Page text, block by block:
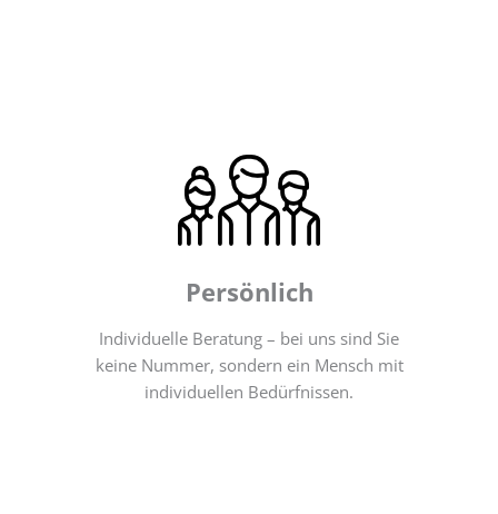
Persönlich
Individuelle Beratung – bei uns sind Sie
keine Nummer, sondern ein Mensch mit
individuellen Bedürfnissen.